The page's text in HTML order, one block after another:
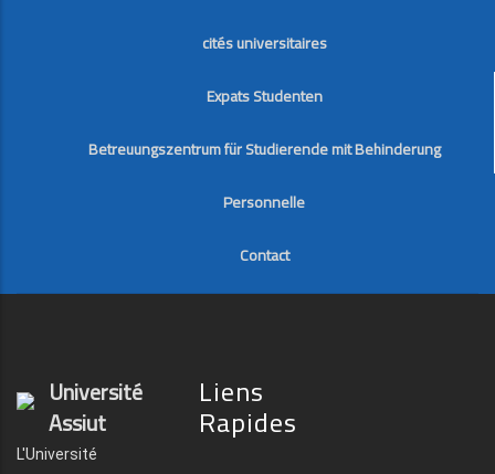
cités universitaires
Expats Studenten
Betreuungszentrum für Studierende mit Behinderung
Personnelle
Contact
Université
Assiut
L'Université
Liens
Rapides